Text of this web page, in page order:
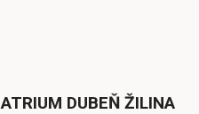
DUBEŇ ŽILINA